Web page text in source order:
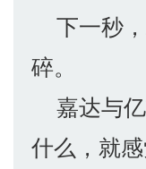
下一秒
碎。
嘉达与
什么，就